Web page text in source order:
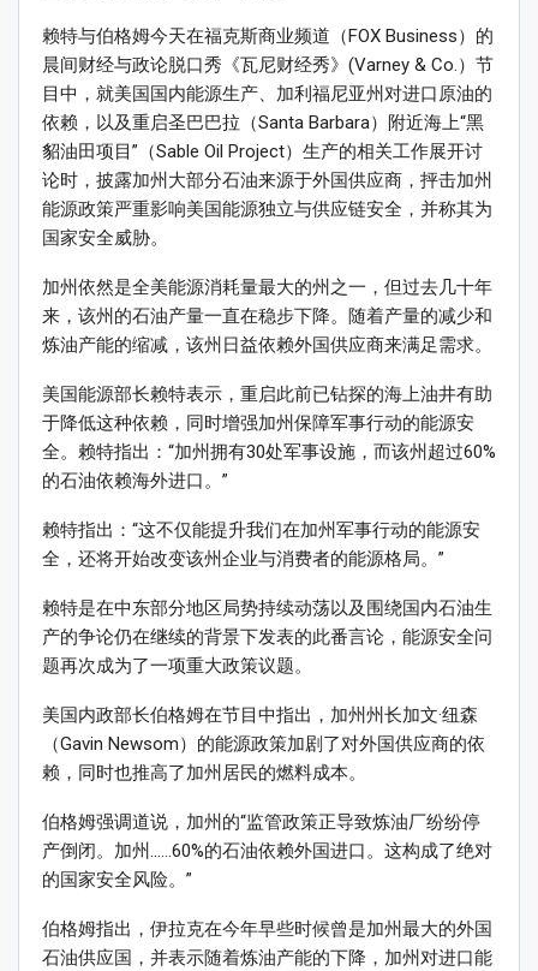
赖特与伯格姆今天在福克斯商业频道（FOX Business）的
晨间财经与政论脱口秀《瓦尼财经秀》(Varney & Co.）节
目中，就美国国内能源生产、加利福尼亚州对进口原油的
依赖，以及重启圣巴巴拉（Santa Barbara）附近海上“黑
貂油田项目”（Sable Oil Project）生产的相关工作展开讨
论时，披露加州大部分石油来源于外国供应商，抨击加州
能源政策严重影响美国能源独立与供应链安全，并称其为
国家安全威胁。
加州依然是全美能源消耗量最大的州之一，但过去几十年
来，该州的石油产量一直在稳步下降。随着产量的减少和
炼油产能的缩减，该州日益依赖外国供应商来满足需求。
美国能源部长赖特表示，重启此前已钻探的海上油井有助
于降低这种依赖，同时增强加州保障军事行动的能源安
全。赖特指出：“加州拥有30处军事设施，而该州超过60%
的石油依赖海外进口。”
赖特指出：“这不仅能提升我们在加州军事行动的能源安
全，还将开始改变该州企业与消费者的能源格局。”
赖特是在中东部分地区局势持续动荡以及围绕国内石油生
产的争论仍在继续的背景下发表的此番言论，能源安全问
题再次成为了一项重大政策议题。
美国内政部长伯格姆在节目中指出，加州州长加文·纽森
（Gavin Newsom）的能源政策加剧了对外国供应商的依
赖，同时也推高了加州居民的燃料成本。
伯格姆强调道说，加州的“监管政策正导致炼油厂纷纷停
产倒闭。加州……60%的石油依赖外国进口。这构成了绝对
的国家安全风险。”
伯格姆指出，伊拉克在今年早些时候曾是加州最大的外国
石油供应国，并表示随着炼油产能的下降，加州对进口能